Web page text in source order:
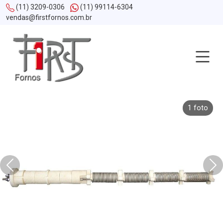
(11) 3209-0306
(11) 99114-6304
vendas@firstfornos.com.br
Anterior
1 foto